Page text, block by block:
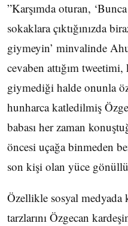
”Karşımda oturan,
sokaklara çıktığınızda
giymeyin’ minvalinde
cevaben attığım tweetimi,
giymediği halde onunla
hunharca katledilmiş
babası her zaman
öncesi uçağa binmeden
son kişi olan yüce
Özellikle sosyal medyada
tarzlarını Özgecan